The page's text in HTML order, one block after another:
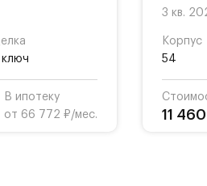
В ипотеку
от 66 772 ₽/мес.
3 кв.
Корпус
54
11